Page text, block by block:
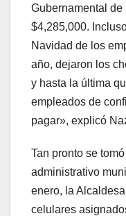
Gubernamental de
$4,285,000.
Navidad de los
año, dejaron los
y hasta la última
empleados de
pagar», explicó
Tan pronto se
administrativo
enero, la
celulares